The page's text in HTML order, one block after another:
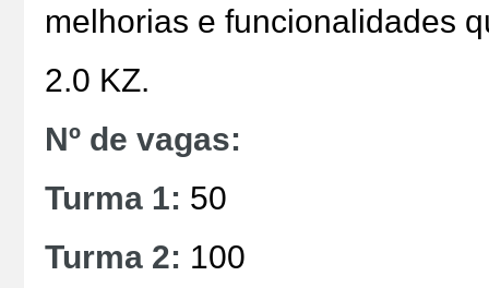
melhorias e funcionalidades
2.0 KZ.
Nº de vagas:
Turma 1: 50
Turma 2: 100